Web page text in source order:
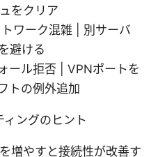
をクリア
ワーク混雑 | 別サーバ
避ける
ール拒否 | VPNポートを
トの例外追加
ングのヒント
増やすと接続性が改善す